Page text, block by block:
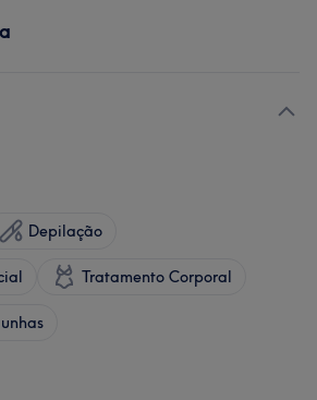
Depilação
Tratamento Corporal